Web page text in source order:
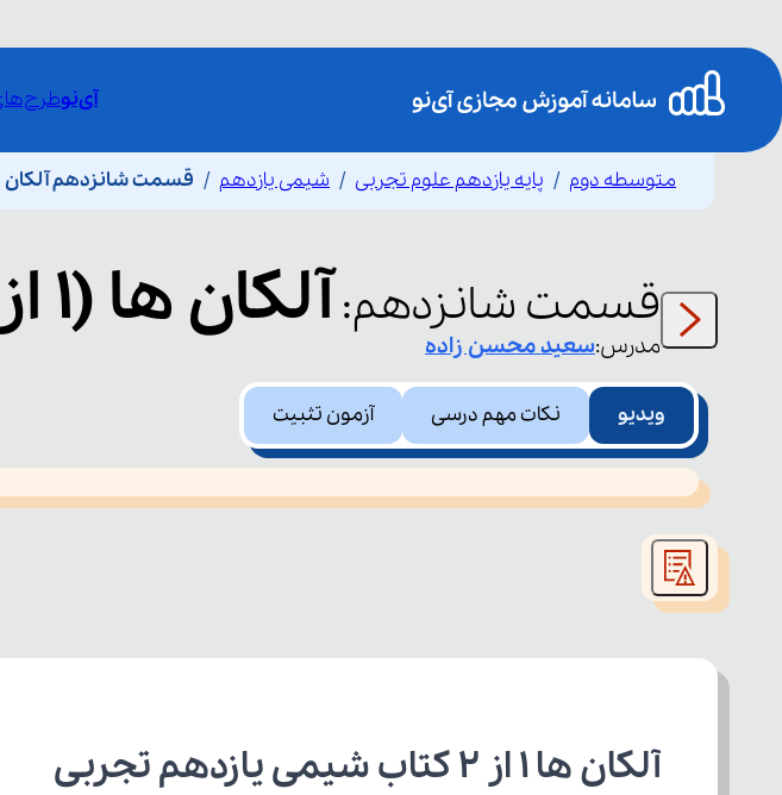
آی‌نو
متوسطه دوم پایه یازدهم علوم تجربی شیمی یازدهم قسمت شانزدهم آلکان ها (1
قسمت شانزدهم:آلکان ها (1 از 2) مدرس:سعیدمحسن زاده
ویدیو نکات مهم درسی آزمون تثبیت
This
is
window.
آلکان ها 1 از 2 کتاب شیمی یازدهم تجربی